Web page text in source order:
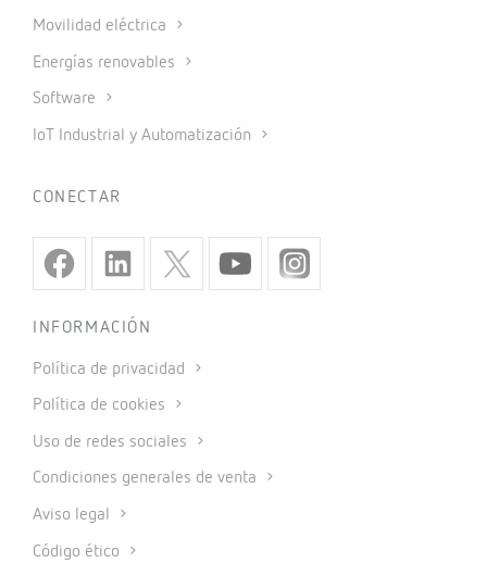
Movilidad eléctrica
Energías renovables
Software
IoT Industrial y Automatización
CONECTAR
INFORMACIÓN
Política de privacidad
Política de cookies
Uso de redes sociales
Condiciones generales de venta
Aviso legal
Código ético